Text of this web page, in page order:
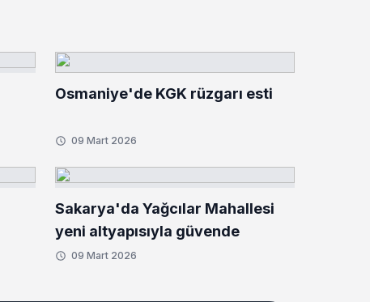
Osmaniye'de KGK rüzgarı esti
09 Mart 2026
Sakarya'da Yağcılar Mahallesi
yeni altyapısıyla güvende
09 Mart 2026